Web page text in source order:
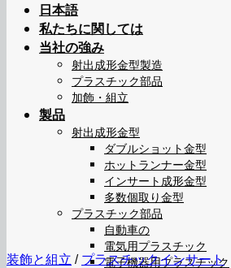
日本語
私たちに関しては
当社の強み
射出成形金型製造
プラスチック部品
加飾・組立
製品
射出成形金型
ダブルショット金型
ホットランナー金型
インサート成形金型
多数個取り金型
プラスチック部品
自動車の
電気用プラスチック
電子機器用プラスチック
装飾と組立 /プラスチックインサート